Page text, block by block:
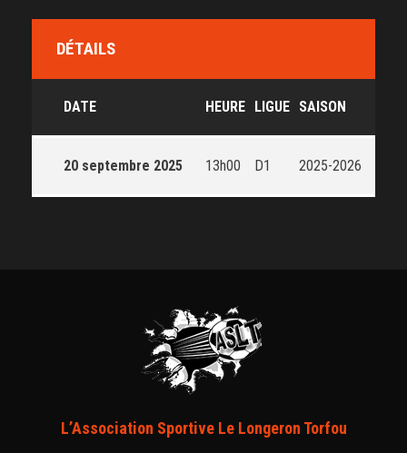
DÉTAILS
DATE HEURE LIGUE SAISON
20 septembre 2025 13h00 D1 2025-2026
L’Association Sportive Le Longeron Torfou